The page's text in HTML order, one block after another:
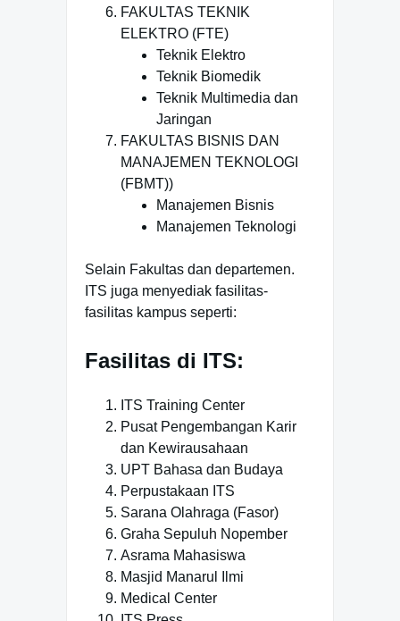
FAKULTAS TEKNIK
ELEKTRO (FTE)
Teknik Elektro
Teknik Biomedik
Teknik Multimedia dan
Jaringan
FAKULTAS BISNIS DAN
MANAJEMEN TEKNOLOGI
(FBMT))
Manajemen Bisnis
Manajemen Teknologi
Selain Fakultas dan departemen.
ITS juga menyediak fasilitas-
fasilitas kampus seperti:
Fasilitas di ITS:
ITS Training Center
Pusat Pengembangan Karir
dan Kewirausahaan
UPT Bahasa dan Budaya
Perpustakaan ITS
Sarana Olahraga (Fasor)
Graha Sepuluh Nopember
Asrama Mahasiswa
Masjid Manarul Ilmi
Medical Center